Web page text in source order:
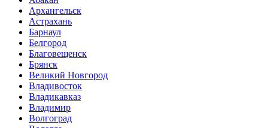
Архангельск
Астрахань
Барнаул
Белгород
Благовещенск
Брянск
Великий Новгород
Владивосток
Владикавказ
Владимир
Волгоград